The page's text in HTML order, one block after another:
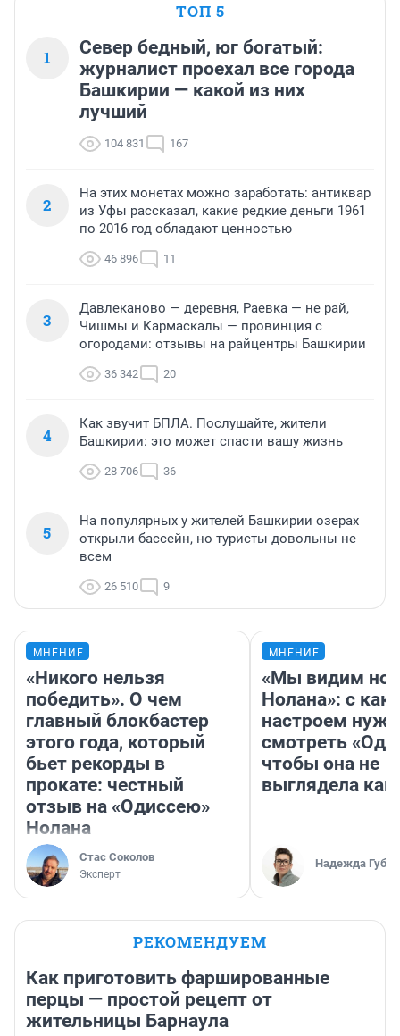
ТОП 5
1
Север бедный, юг богатый:
журналист проехал все города
Башкирии — какой из них
лучший
104 831 167
2
На этих монетах можно заработать: антиквар
из Уфы рассказал, какие редкие деньги 1961
по 2016 год обладают ценностью
46 896 11
3
Давлеканово — деревня, Раевка — не рай,
Чишмы и Кармаскалы — провинция с
огородами: отзывы на райцентры Башкирии
36 342 20
4
Как звучит БПЛА. Послушайте, жители
Башкирии: это может спасти вашу жизнь
28 706 36
5
На популярных у жителей Башкирии озерах
открыли бассейн, но туристы довольны не
всем
26 510 9
МНЕНИЕ
«Никого нельзя
победить». О чем
главный блокбастер
этого года, который
бьет рекорды в
прокате: честный
отзыв на «Одиссею»
Нолана
Стас Соколов
Эксперт
МНЕНИЕ
«Мы видим
Нолана»: с
настроем
смотреть
чтобы она не
выглядела как
Надежда
РЕКОМЕНДУЕМ
Как приготовить фаршированные
перцы — простой рецепт от
жительницы Барнаула